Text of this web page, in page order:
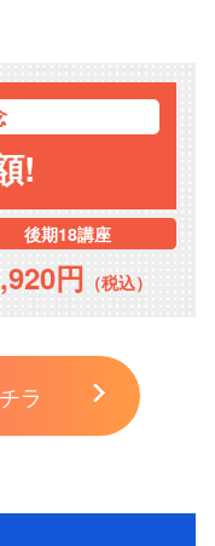
!
後期18講座
円 （税込）
ラ